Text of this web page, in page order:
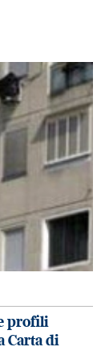
profili
Carta di